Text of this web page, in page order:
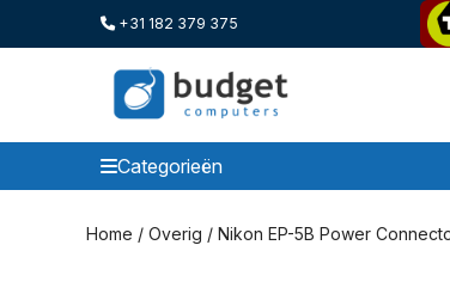
+31 182 379 375
Categorieën
Categorieen
Home / Overig / Nikon EP-5B Power